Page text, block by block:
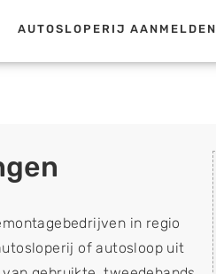
AUTOSLOPERIJ AANMELDEN
in regio
of autosloop uit